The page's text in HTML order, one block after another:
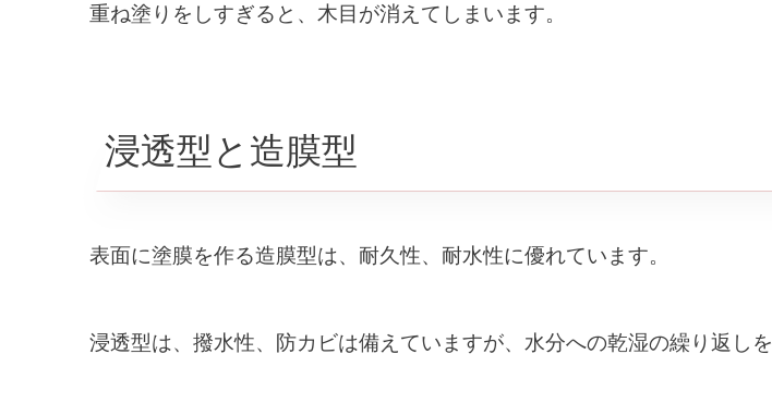
重ね塗りをしすぎると、木目が消えてしまいます。
浸透型と造膜型
表面に塗膜を作る造膜型は、耐久性、耐水性に優れています。
浸透型は、撥水性、防カビは備えていますが、水分への乾湿の繰り返しを